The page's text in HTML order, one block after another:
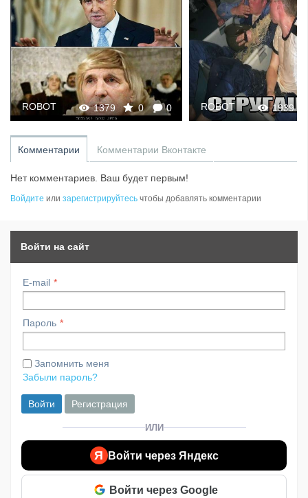
1379 0 0
ROBOT 1939
ROBOT
Комментарии Комментарии Вконтакте
Нет комментариев. Ваш будет первым!
Войдите или зарегистрируйтесь чтобы добавлять комментарии
Войти на сайт
E-mail
Пароль
Запомнить меня
Забыли пароль?
Войти Регистрация
ИЛИ
Я Войти через Яндекс
Войти через Google